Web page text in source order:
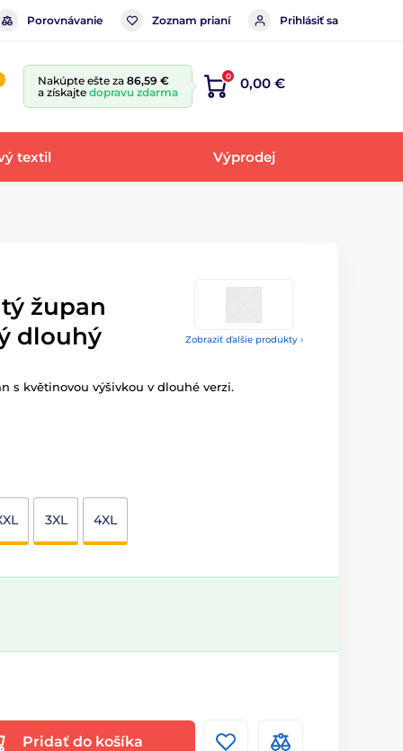
Porovnávanie Zoznam prianí Prihlásiť sa
Nakúpte ešte za 86,59 €
a získajte dopravu zdarma
0 0,00 €
textil Výprodej
Zobraziť ďalšie produkty ›
župan
dlouhý
s květinovou výšivkou v dlouhé verzi.
3XL 4XL
Pridať do košíka